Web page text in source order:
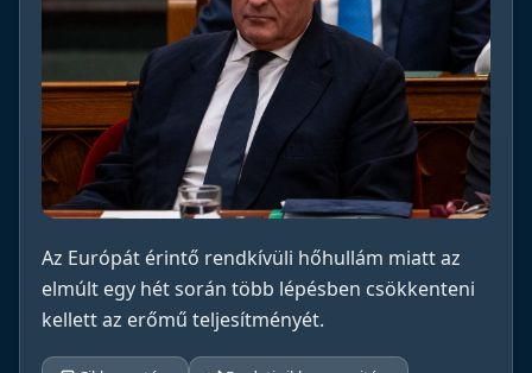
Az Európát érintő rendkívüli hőhullám miatt az
elmúlt egy hét során több lépésben csökkenteni
kellett az erőmű teljesítményét.